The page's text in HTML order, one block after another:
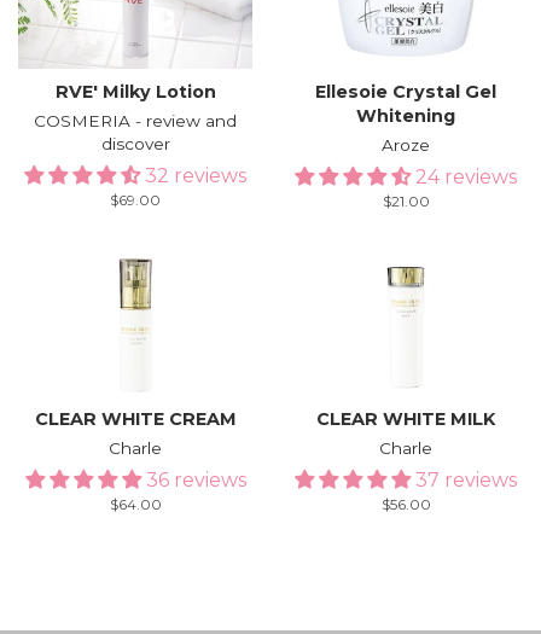
RVE′ Milky Lotion
COSMERIA - review and
discover
32 reviews
Regular
$69.00
Ellesoie Crystal Gel
Whitening
Aroze
24 reviews
Regular
$21.00
CLEAR WHITE CREAM
Charle
36 reviews
Regular
$64.00
CLEAR WHITE MILK
Charle
37 reviews
Regular
$56.00